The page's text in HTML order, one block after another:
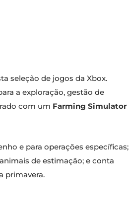
seleção de jogos da Xbox.
a exploração, gestão de
com um Farming Simulator
e para operações específicas;
de estimação; e conta
primavera.